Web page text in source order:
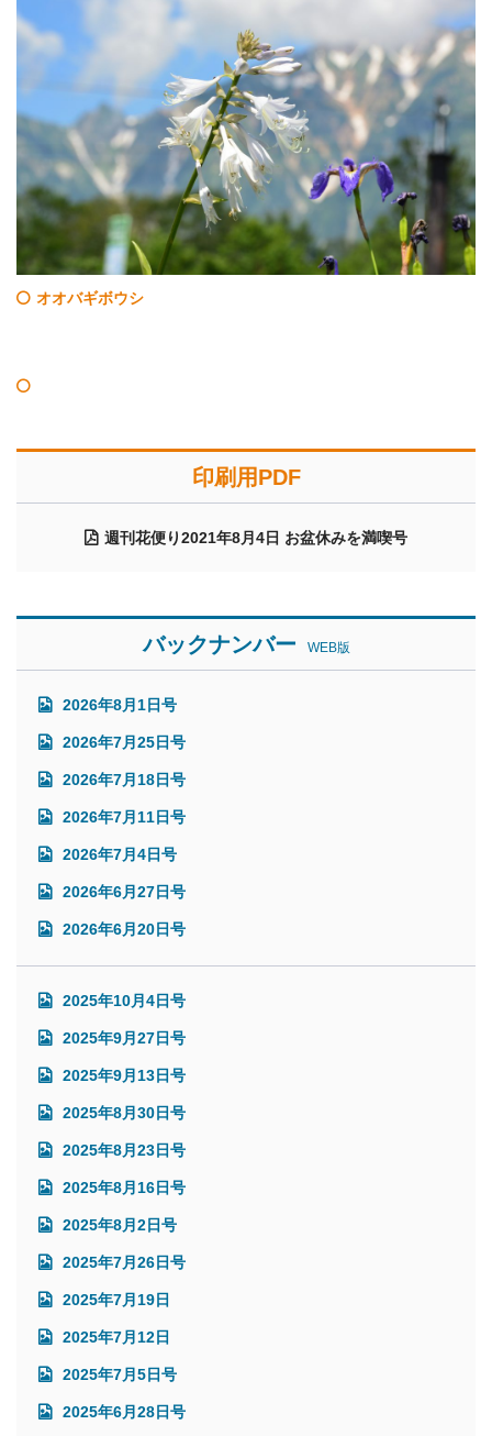
オオバギボウシ
印刷用PDF
週刊花便り2021年8月4日 お盆休みを満喫号
バックナンバー WEB版
2026年8月1日号
2026年7月25日号
2026年7月18日号
2026年7月11日号
2026年7月4日号
2026年6月27日号
2026年6月20日号
2025年10月4日号
2025年9月27日号
2025年9月13日号
2025年8月30日号
2025年8月23日号
2025年8月16日号
2025年8月2日号
2025年7月26日号
2025年7月19日
2025年7月12日
2025年7月5日号
2025年6月28日号